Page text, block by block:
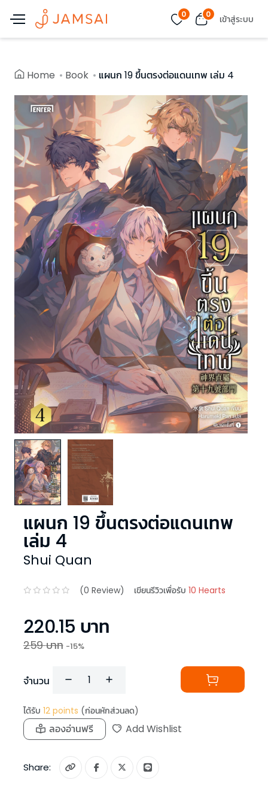
0 0 เข้าสู่ระบบ
Home Book แผนก 19 ขึ้นตรงต่อแดนเทพ เล่ม 4
แผนก 19 ขึ้นตรงต่อแดนเทพ
เล่ม 4
Shui Quan
(0 Review) เขียนรีวิวเพื่อรับ 10 Hearts
220.15 บาท
259บาท -15%
จำนวน
ได้รับ 12 points (ก่อนหักส่วนลด)
ลองอ่านฟรี Add Wishlist
Share: